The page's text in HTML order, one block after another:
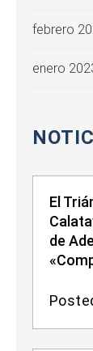
febrero
enero
El
de